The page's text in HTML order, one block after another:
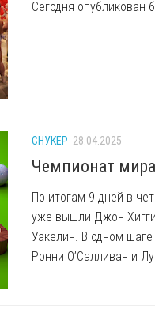
Сегодня опубликован
СНУКЕР 28.04.2025
Чемпионат
По итогам 9 дней в
уже вышли Джон
Уакелин. В одном
Ронни О’Салливан и